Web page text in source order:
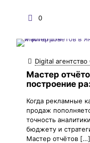
0
Digital
Мастер
построение
Когда рекламные
продаж
точность
бюджету и
Мастер отчётов […]